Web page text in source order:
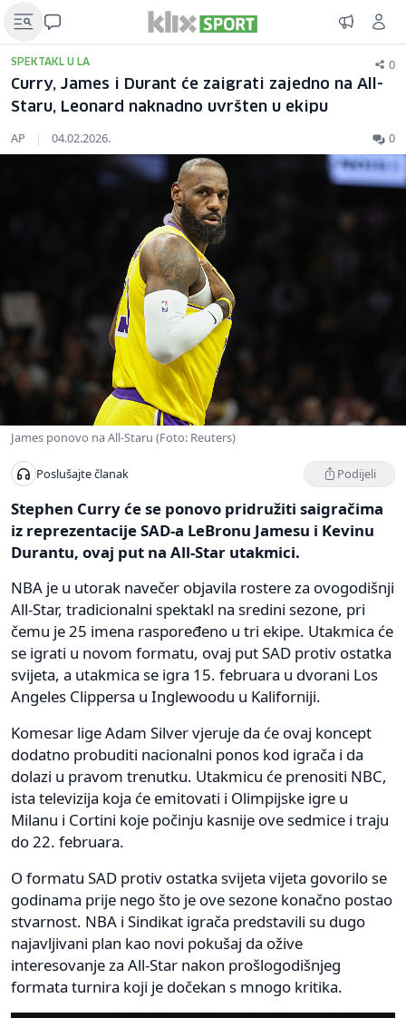
SPEKTAKL U LA 0
Curry, James i Durant će zaigrati zajedno na All-
Staru, Leonard naknadno uvršten u ekipu
AP | 04.02.2026. 0
James ponovo na All-Staru (Foto: Reuters)
Poslušajte članak Podijeli
Stephen Curry će se ponovo pridružiti saigračima
iz reprezentacije SAD-a LeBronu Jamesu i Kevinu
Durantu, ovaj put na All-Star utakmici.
NBA je u utorak navečer objavila rostere za ovogodišnji
All-Star, tradicionalni spektakl na sredini sezone, pri
čemu je 25 imena raspoređeno u tri ekipe. Utakmica će
se igrati u novom formatu, ovaj put SAD protiv ostatka
svijeta, a utakmica se igra 15. februara u dvorani Los
Angeles Clippersa u Inglewoodu u Kaliforniji.
Komesar lige Adam Silver vjeruje da će ovaj koncept
dodatno probuditi nacionalni ponos kod igrača i da
dolazi u pravom trenutku. Utakmicu će prenositi NBC,
ista televizija koja će emitovati i Olimpijske igre u
Milanu i Cortini koje počinju kasnije ove sedmice i traju
do 22. februara.
O formatu SAD protiv ostatka svijeta vijeta govorilo se
godinama prije nego što je ove sezone konačno postao
stvarnost. NBA i Sindikat igrača predstavili su dugo
najavljivani plan kao novi pokušaj da ožive
interesovanje za All-Star nakon prošlogodišnjeg
formata turnira koji je dočekan s mnogo kritika.